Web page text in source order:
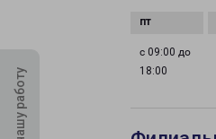
с 09:00 до
18:00